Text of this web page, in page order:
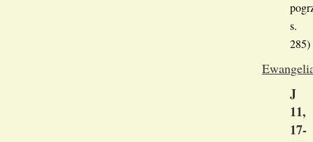
s.
285)
J
11,
17-